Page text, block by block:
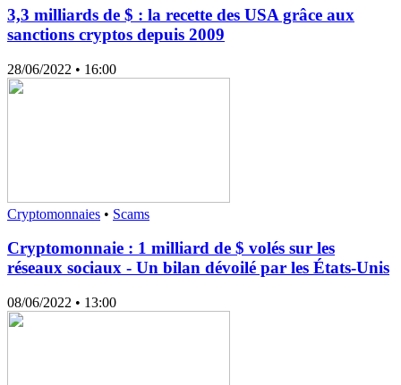
3,3 milliards de $ : la recette des USA grâce aux
sanctions cryptos depuis 2009
28/06/2022 • 16:00
Cryptomonnaies • Scams
Cryptomonnaie : 1 milliard de $ volés sur les
réseaux sociaux - Un bilan dévoilé par les États-Unis
08/06/2022 • 13:00